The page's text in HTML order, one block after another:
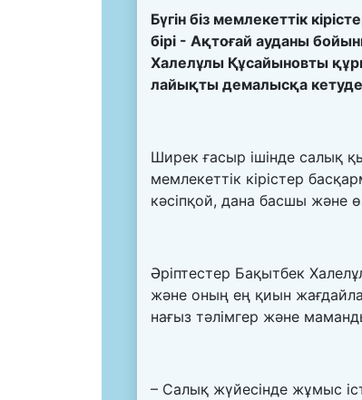
Бүгін біз мемлекеттік
бірі - Ақтоғай ауданы
Халелұлы Құсайыновты
лайықты демалысқа
Ширек ғасыр ішінде салық
мемлекеттік кірістер
кәсіпқой, дана басшы және
Әріптестер Бақытбек
және оның ең қиын
нағыз тәлімгер және
– Салық жүйесінде жұмыс